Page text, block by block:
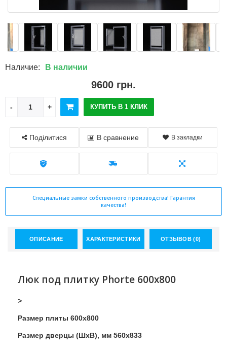
Наличие: В наличии
9600 грн.
КУПИТЬ В 1 КЛИК
Поділитися В сравнение В закладки
Специальные замки собственного производства! Гарантия
качества!
ОПИСАНИЕ ХАРАКТЕРИСТИКИ ОТЗЫВОВ (0)
Люк под плитку Phorte 600x800
>
Размер плиты 600x800
Размер дверцы (ШхВ), мм 560x833